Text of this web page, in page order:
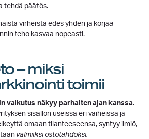
tehdä päätös.
virheistä edes yhden ja korjaa
teho kasvaa nopeasti.
– miksi
toimii
vaikutus näkyy parhaiten ajan kanssa.
sisällön useissa eri vaiheissa ja
omaan tilanteeseensa, syntyy ilmiö,
valmiiksi ostotahdoksi.